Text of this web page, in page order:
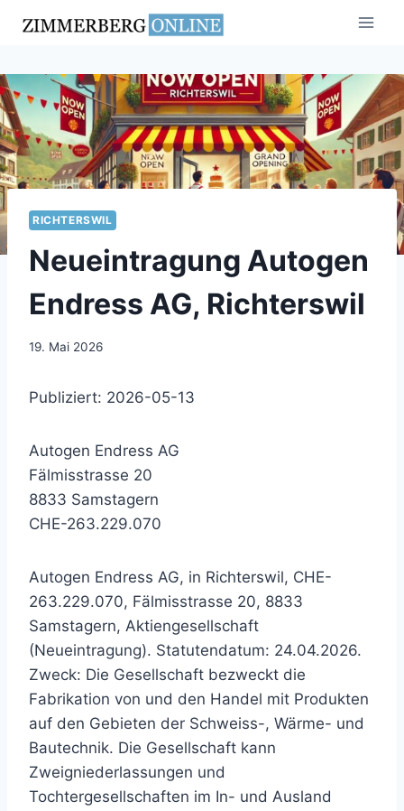
Inhalt
RICHTERSWIL
Neueintragung Autogen
Endress AG, Richterswil
19. Mai 2026
Publiziert: 2026-05-13
Autogen Endress AG
Fälmisstrasse 20
8833 Samstagern
CHE-263.229.070
Autogen Endress AG, in Richterswil, CHE-
263.229.070, Fälmisstrasse 20, 8833
Samstagern, Aktiengesellschaft
(Neueintragung). Statutendatum: 24.04.2026.
Zweck: Die Gesellschaft bezweckt die
Fabrikation von und den Handel mit Produkten
auf den Gebieten der Schweiss-, Wärme- und
Bautechnik. Die Gesellschaft kann
Zweigniederlassungen und
Tochtergesellschaften im In- und Ausland